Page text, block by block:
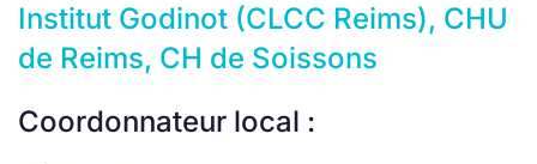
Institut Godinot (CLCC Reims), CHU
de Reims, CH de Soissons
Coordonnateur local :